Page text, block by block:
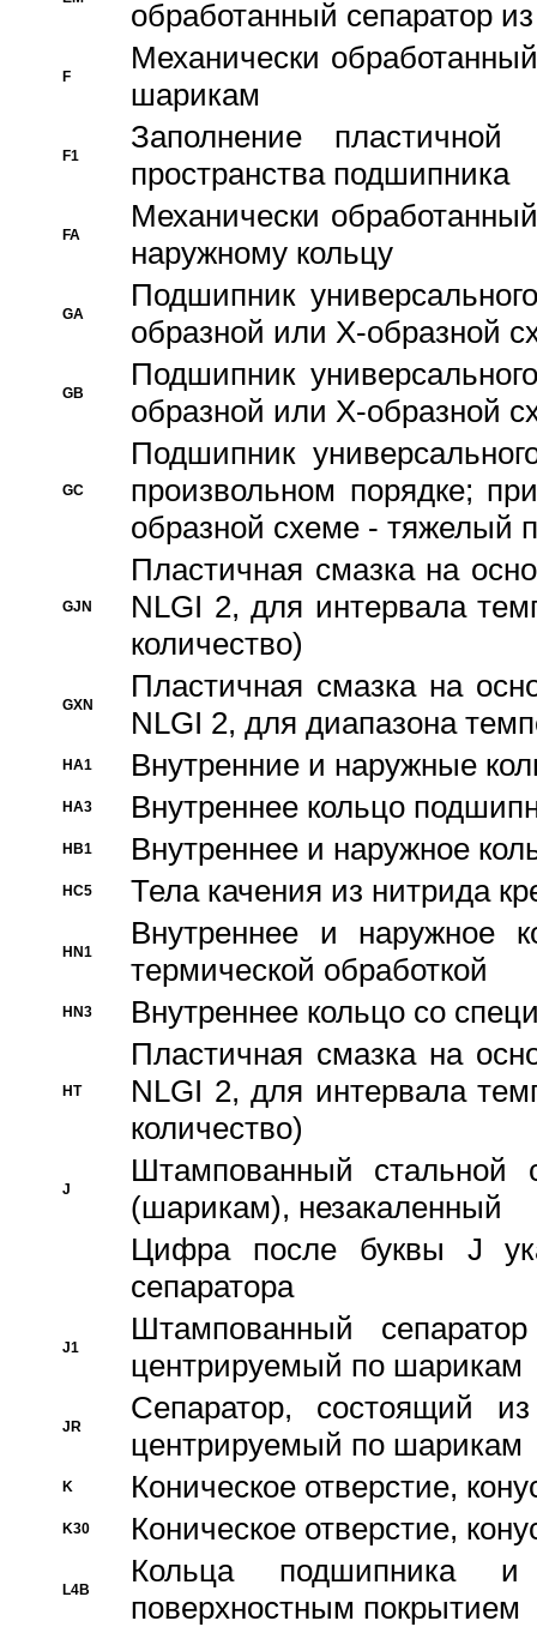
обработанный сепаратор
F
Механически
шарикам
F1
Заполнение
пространства подшипника
FA
Механически
наружному кольцу
GA
Подшипник
образной или Х-образной
GB
Подшипник
образной или Х-образной
GC
Подшипник
произвольном порядке;
образной схеме - тяжелый
GJN
Пластичная смазка на
NLGI 2, для интервала
количество)
GXN
Пластичная смазка на
NLGI 2, для диапазона
HA1 Внутренние и наружные
HA3 Bнутреннее кольцо
HB1 Bнутреннее и наружное
HC5 Тела качения из нитрида
HN1
Bнутреннее и наружное
термической обработкой
HN3 Внутреннее кольцо со
HT
Пластичная смазка на
NLGI 2, для интервала
количество)
J
Штампованный стальной
(шарикам), незакаленный
Цифра после буквы J
сепаратора
J1
Штампованный
центрируемый по шарикам
JR
Сепаратор, состоящий
центрируемый по шарикам
K Коническое отверстие,
K30 Коническое отверстие,
L4B
Кольца подшипника
поверхностным покрытием